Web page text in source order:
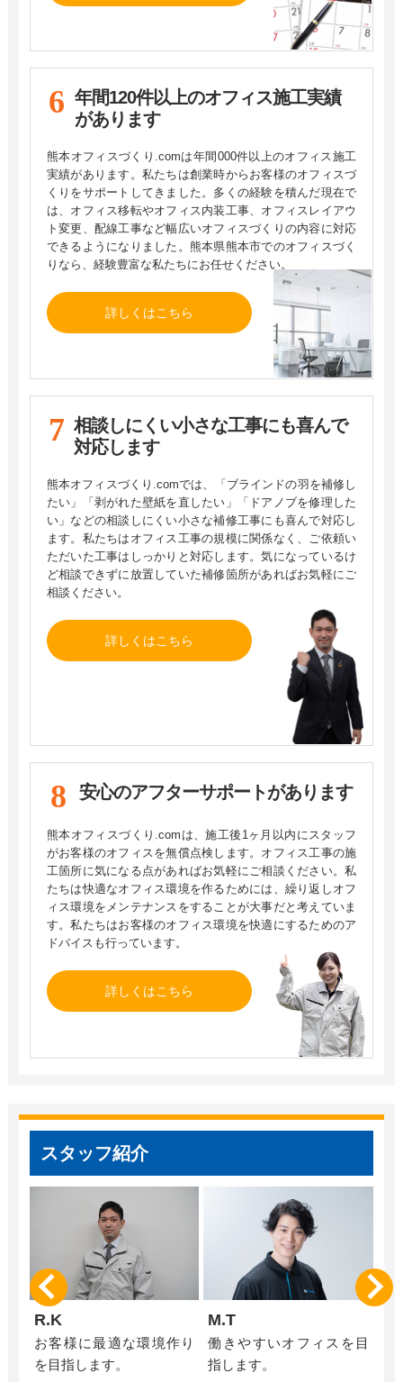
年間120件以上のオフィス施工実績
があります
熊本オフィスづくり.comは年間000件以上のオフィス施工
実績があります。私たちは創業時からお客様のオフィスづ
くりをサポートしてきました。多くの経験を積んだ現在で
は、オフィス移転やオフィス内装工事、オフィスレイアウ
ト変更、配線工事など幅広いオフィスづくりの内容に対応
できるようになりました。熊本県熊本市でのオフィスづく
りなら、経験豊富な私たちにお任せください。​
詳しくはこちら
相談しにくい小さな工事にも​喜んで
対応します
熊本オフィスづくり.comでは、「ブラインドの羽を補修し
たい」「剥がれた壁紙を直したい」「ドアノブを修理した
い」などの相談しにくい小さな補修工事にも喜んで対応し
ます。私たちはオフィス工事の規模に関係なく、ご依頼い
ただいた工事はしっかりと対応します。気になっているけ
ど相談できずに放置していた補修箇所があればお気軽にご
相談ください。
詳しくはこちら
安心のアフターサポート​があります
熊本オフィスづくり.comは、施工後1ヶ月以内にスタッフ
がお客様のオフィスを無償点検します。オフィス工事の施
工箇所に気になる点があればお気軽にご相談ください。私
たちは快適なオフィス環境を作るためには、繰り返しオフ
ィス環境をメンテナンスをすることが大事だと考えていま
す。私たちはお客様のオフィス環境を快適にするためのア
ドバイスも行っています。​
詳しくはこちら
スタッフ紹介
R.K
お客様に最適な環境作り
を目指します。
M.T
働きやすいオフィスを目
指します。